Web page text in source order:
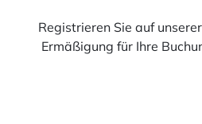
Registrieren Sie auf
Ermäßigung für Ihre